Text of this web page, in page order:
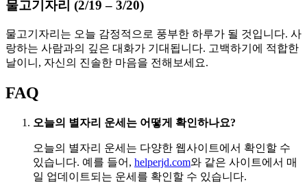
물고기자리 (2/19 – 3/20)
물고기자리는 오늘 감정적으로 풍부한 하루가 될 것입니다. 사
랑하는 사람과의 깊은 대화가 기대됩니다. 고백하기에 적합한
날이니, 자신의 진솔한 마음을 전해보세요.
FAQ
오늘의 별자리 운세는 어떻게 확인하나요?
오늘의 별자리 운세는 다양한 웹사이트에서 확인할 수
있습니다. 예를 들어, helperjd.com와 같은 사이트에서 매
일 업데이트되는 운세를 확인할 수 있습니다.